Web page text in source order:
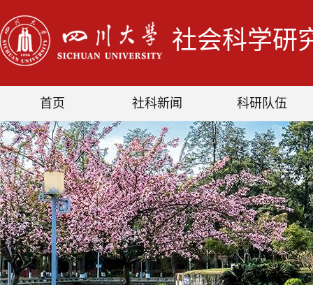
社会科学研
首页 社科新闻 科研队伍